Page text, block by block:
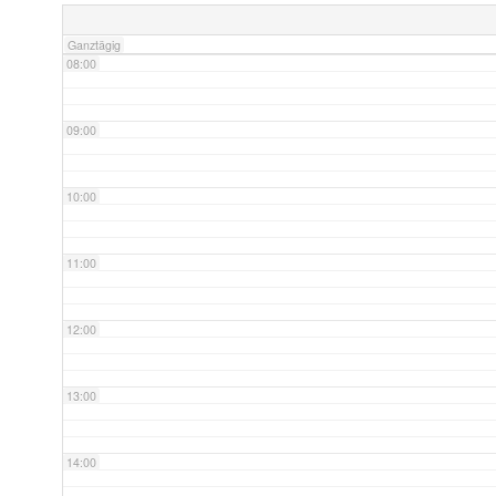
Ganztägig
08:00
09:00
10:00
11:00
12:00
13:00
14:00